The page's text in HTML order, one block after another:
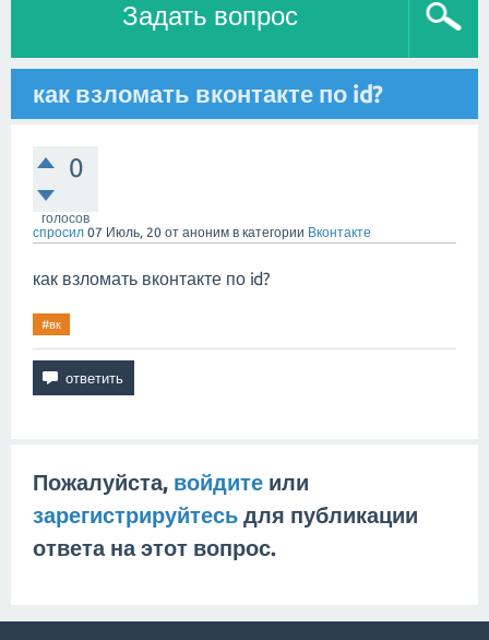
Задать вопрос
как взломать вконтакте по id?
0
голосов
спросил 07 Июль, 20 от аноним в категории Вконтакте
как взломать вконтакте по id?
#вк
Пожалуйста, войдите или
зарегистрируйтесь для публикации
ответа на этот вопрос.